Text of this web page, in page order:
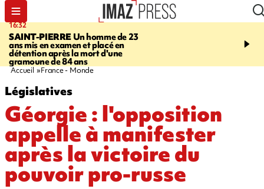
16:32
SAINT-PIERREUn homme de 23
ans mis en examen et placé en
détention après la mort d'une
gramoune de 84 ans
21:08
et Turquie scellent un
Accueil France - Monde
Législatives
Géorgie : l'opposition
appelle à manifester
après la victoire du
pouvoir pro-russe